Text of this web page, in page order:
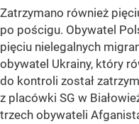
Zatrzymano również
po pościgu. Obywatel
pięciu nielegalnych
obywatel Ukrainy, który
do kontroli został
z placówki SG w
trzech obywateli